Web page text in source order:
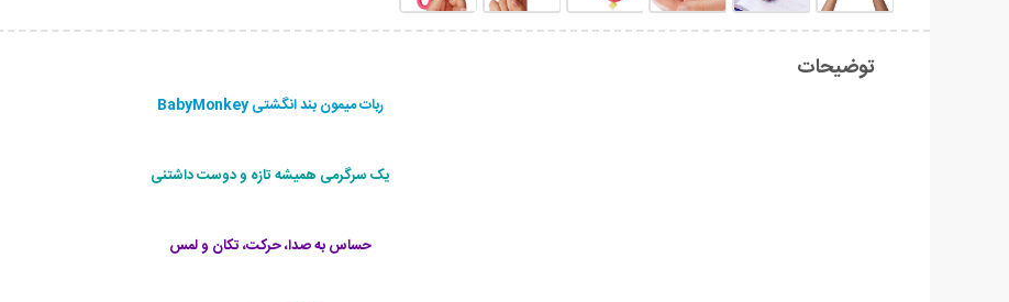
توضیحات
ربات میمون بند انگشتی BabyMonkey
یک سرگرمی همیشه تازه و دوست داشتنی
حساس به صدا، حرکت، تکان و لمس